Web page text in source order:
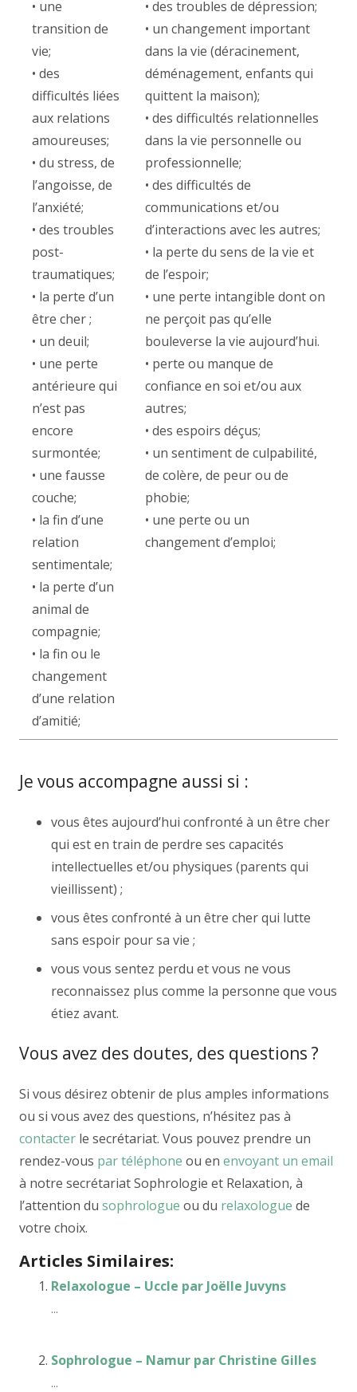
• une
transition de
vie;
• des
difficultés liées
aux relations
amoureuses;
• du stress, de
l’angoisse, de
l’anxiété;
• des troubles
post-
traumatiques;
• la perte d’un
être cher ;
• un deuil;
• une perte
antérieure qui
n’est pas
encore
surmontée;
• une fausse
couche;
• la fin d’une
relation
sentimentale;
• la perte d’un
animal de
compagnie;
• la fin ou le
changement
d’une relation
d’amitié;
• des troubles de dépression;
• un changement important
dans la vie (déracinement,
déménagement, enfants qui
quittent la maison);
• des difficultés relationnelles
dans la vie personnelle ou
professionnelle;
• des difficultés de
communications et/ou
d’interactions avec les autres;
• la perte du sens de la vie et
de l’espoir;
• une perte intangible dont on
ne perçoit pas qu’elle
bouleverse la vie aujourd’hui.
• perte ou manque de
confiance en soi et/ou aux
autres;
• des espoirs déçus;
• un sentiment de culpabilité,
de colère, de peur ou de
phobie;
• une perte ou un
changement d’emploi;
Je vous accompagne aussi si :
vous êtes aujourd’hui confronté à un être cher
qui est en train de perdre ses capacités
intellectuelles et/ou physiques (parents qui
vieillissent) ;
vous êtes confronté à un être cher qui lutte
sans espoir pour sa vie ;
vous vous sentez perdu et vous ne vous
reconnaissez plus comme la personne que vous
étiez avant.
Vous avez des doutes, des questions ?
Si vous désirez obtenir de plus amples informations
ou si vous avez des questions, n’hésitez pas à
contacter le secrétariat. Vous pouvez prendre un
rendez-vous par téléphone ou en envoyant un email
à notre secrétariat Sophrologie et Relaxation, à
l’attention du sophrologue ou du relaxologue de
votre choix.
Articles Similaires:
Relaxologue – Uccle par Joëlle Juvyns
...
Sophrologue – Namur par Christine Gilles
...